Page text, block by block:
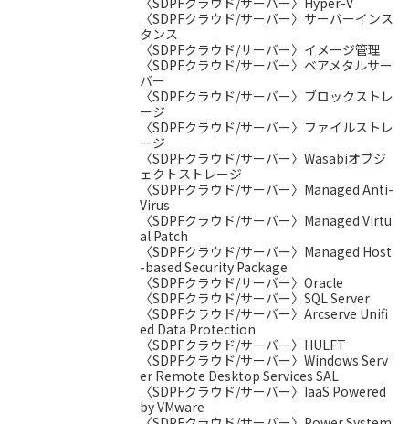
〈SDPFクラウド/サーバー〉サーバーインス
タンス
〈SDPFクラウド/サーバー〉イメージ管理
〈SDPFクラウド/サーバー〉ベアメタルサー
バー
〈SDPFクラウド/サーバー〉ブロックストレ
ージ
〈SDPFクラウド/サーバー〉ファイルストレ
ージ
〈SDPFクラウド/サーバー〉Wasabiオブジ
ェクトストレージ
〈SDPFクラウド/サーバー〉Managed Anti-
Virus
〈SDPFクラウド/サーバー〉Managed Virtu
al Patch
〈SDPFクラウド/サーバー〉Managed Host
-based Security Package
〈SDPFクラウド/サーバー〉Oracle
〈SDPFクラウド/サーバー〉SQL Server
〈SDPFクラウド/サーバー〉Arcserve Unifi
ed Data Protection
〈SDPFクラウド/サーバー〉HULFT
〈SDPFクラウド/サーバー〉Windows Serv
er Remote Desktop Services SAL
〈SDPFクラウド/サーバー〉IaaS Powered
by VMware